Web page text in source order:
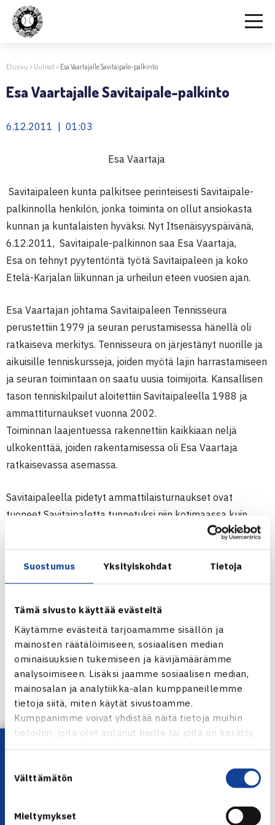
Suostumus Yksityiskohdat Tietoja
Tämä sivusto käyttää evästeitä
Käytämme evästeitä tarjoamamme sisällön ja
mainosten räätälöimiseen, sosiaalisen median
ominaisuuksien tukemiseen ja kävijämäärämme
analysoimiseen. Lisäksi jaamme sosiaalisen median,
mainosalan ja analytiikka-alan kumppaneillemme
tietoja siitä, miten käytät sivustoamme.
Kumppanimme voivat yhdistää näitä tietoja muihin
tietoihin, joita olet antanut heille tai joita on kerätty,
kun olet käyttänyt heidän palvelujaan.
valinta
Välttämätön
Mieltymykset
Etusivu > Uutiset> Esa Vaartajalle Savitaipale-palkinto
Esa Vaartajalle Savitaipale-palkinto
6.12.2011 | 01:03
Esa Vaartaja
Savitaipaleen kunta palkitsee perinteisesti Savitaipale-
palkinnolla henkilön, jonka toiminta on ollut ansiokasta
kunnan ja kuntalaisten hyväksi. Nyt Itsenäisyyspäivänä,
6.12.2011, Savitaipale-palkinnon saa Esa Vaartaja,
Esa on tehnyt pyytentöntä työtä Savitaipaleen ja koko
Etelä-Karjalan liikunnan ja urheilun eteen vuosien ajan.
Esa Vaartajan johtama Savitaipaleen Tennisseura
perustettiin 1979 ja seuran perustamisessa hänellä oli
ratkaiseva merkitys. Tennisseura on järjestänyt nuorille ja
aikuisille tenniskursseja, joiden myötä lajin harrastamiseen
ja seuran toimintaan on saatu uusia toimijoita. Kansallisen
tason tenniskilpailut aloitettiin Savitaipaleella 1988 ja
ammattiturnaukset vuonna 2002.
Toiminnan laajentuessa rakennettiin kaikkiaan neljä
ulkokenttää, joiden rakentamisessa oli Esa Vaartaja
ratkaisevassa asemassa.
Savitaipaleella pidetyt ammattilaisturnaukset ovat
tuoneet Savitaipaletta tunnetuksi niin kotimaassa kuin
ulkomaillakin. Savitaipaleella ovat pelanneet monet
kansainvälisiksi tähdiksi nousseet pelaajat.
Esan ansiosta Savitaipaleen Tennisseuran riveihin on tullut
yrittäjänä kehittää Savitaipaleella liikunta ja
hyvinvointipalveluja perustetun yrityksen avulla.
Savitaipaleen Liikunta- ja hyvinvointipalvelut Oy on
rakentanut ylipainehallin, joka sisältää tennis- ja
monitoimikentän. Yhtiö on ottanut vastattavakseen myös
kunnan liikuntatalon toiminnot.
Toimintaa on myös suunniteltu siten, että Savitaipaleen
lukio ottaisi ohjelmaansa tennispainoitteisen opinto-
ohjelman, joka antaisi mahdollisuuksia lukion säilymiselle
Yritys ja Esa Vaartaja tuottavat hyvinvointipalveluja, jotka
harrastuksiin ja sitä kautta mahdollisesti terveempään
Lataa OmaTennis!